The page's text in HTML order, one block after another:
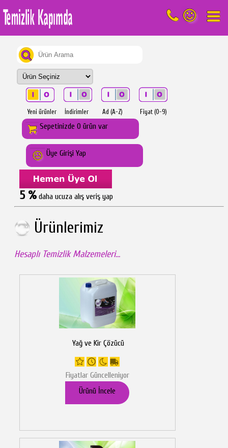
Yeni ürünler İndirimler Ad (A-Z) Fiyat (0-9)
Sepetinizde 0 ürün var
Üye Girişi Yap
5 %daha ucuza alış veriş yap
Ürünlerimiz
Hesaplı Temizlik Malzemeleri...
Yağ ve Kir Çözücü
Fiyatlar Güncelleniyor
Ürünü İncele